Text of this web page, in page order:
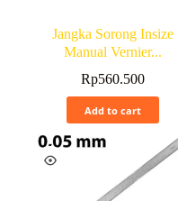
Jangka Sorong Insize
Manual Vernier...
Rp560.500
Add to cart